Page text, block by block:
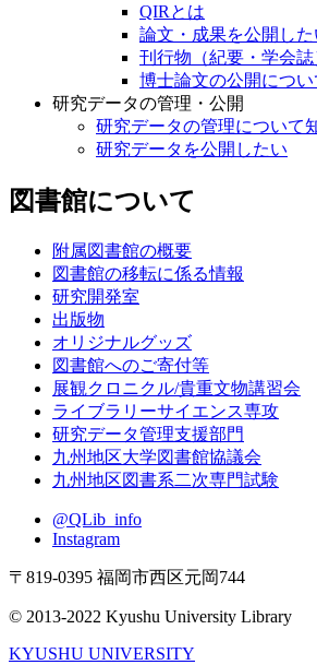
QIRとは
論文・成果を公開した
刊行物（紀要・学会
博士論文の公開につ
研究データの管理・公開
研究データの管理について
研究データを公開したい
図書館について
附属図書館の概要
図書館の移転に係る情報
研究開発室
出版物
オリジナルグッズ
図書館へのご寄付等
展観クロニクル/貴重文物講習会
ライブラリーサイエンス専攻
研究データ管理支援部門
九州地区大学図書館協議会
九州地区図書系二次専門試験
@QLib_info
Instagram
〒819-0395 福岡市西区元岡744
© 2013-2022 Kyushu University Library
KYUSHU UNIVERSITY